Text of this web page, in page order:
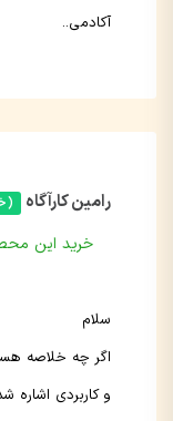
آکادمی..
رامین کارآگاه (
خرید این
سلام
اگر چه خلاصه
و کاربردی اشاره